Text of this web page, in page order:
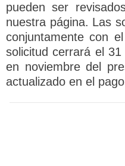
pueden ser
nuestra página. Las
conjuntamente con
solicitud cerrará el
en noviembre del
actualizado en el